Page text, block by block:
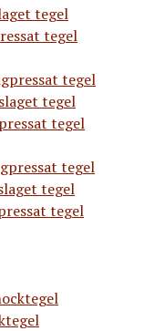
tegel
tegel
tegel
tegel
tegel
tegel
tegel
tegel